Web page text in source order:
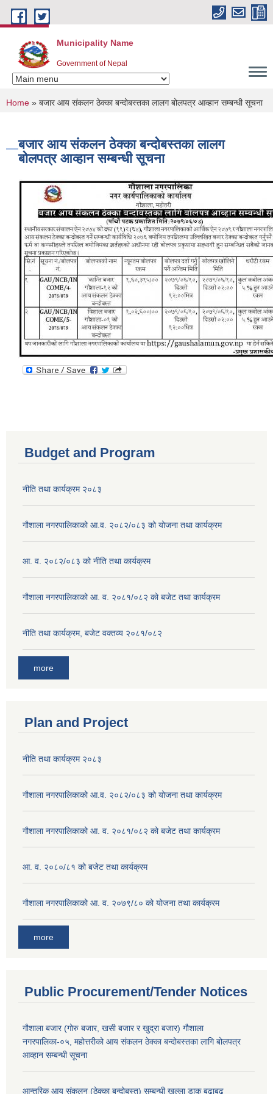
Skip to main content
Municipality Name
Government of Nepal
You are here
Home » बजार आय संकलन ठेक्का बन्दोबस्तका लालग बोलपत्र आव्हान सम्बन्धी सूचना
बजार आय संकलन ठेक्का बन्दोबस्तका लालग
बोलपत्र आव्हान सम्बन्धी सूचना
Budget and Program
नीति तथा कार्यक्रम २०८३
गौशाला नगरपालिकाको आ.व. २०८२/०८३ को योजना तथा कार्यक्रम
आ. व. २०८२/०८३ को नीति तथा कार्यक्रम
गौशाला नगरपालिकाको आ. व. २०८१/०८२ को बजेट तथा कार्यक्रम
नीति तथा कार्यक्रम, बजेट वक्तव्य २०८१/०८२
more
Plan and Project
नीति तथा कार्यक्रम २०८३
गौशाला नगरपालिकाको आ.व. २०८२/०८३ को योजना तथा कार्यक्रम
गौशाला नगरपालिकाको आ. व. २०८१/०८२ को बजेट तथा कार्यक्रम
आ. व. २०८०/८१ को बजेट तथा कार्यक्रम
गौशाला नगरपालिकाको आ. व. २०७९/८० को योजना तथा कार्यक्रम
more
Public Procurement/Tender Notices
गौशाला बजार (गोरु बजार, खसी बजार र खुद्रा बजार) गौशाला
नगरपालिका-०५, महोत्तरीको आय संकलन ठेक्का बन्दोबस्तका लागि बोलपत्र
आव्हान सम्बन्धी सूचना
आन्तरिक आय संकलन (ठेक्का बन्दोबस्त) सम्बन्धी खुल्ला डाक बढाबढ